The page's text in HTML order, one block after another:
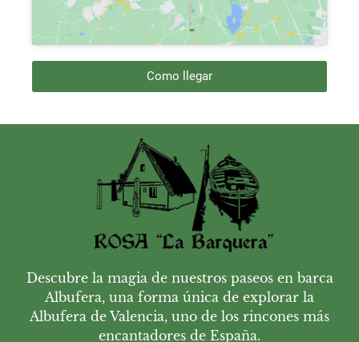
Como llegar
Descubre la magia de nuestros paseos en barca
Albufera, una forma única de explorar la
Albufera de Valencia, uno de los rincones más
encantadores de España.